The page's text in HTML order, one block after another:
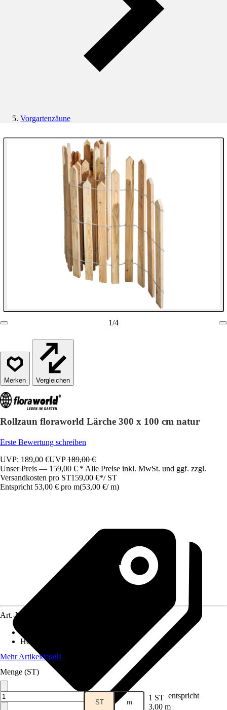
Vorgartenzäune
1/4
Vergleichen
Rollzaun floraworld Lärche 300 x 100 cm natur
Erste Bewertung schreiben
UVP: 189,00 €UVP189,00 €
Unser Preis — 159,00 € * Alle Preise inkl. MwSt. und ggf. zzgl.
Versandkosten pro ST159,00 €*/ ST
Entspricht 53,00 € pro m(53,00 €/ m)
Art.-Nr.
Höhe
Mehr Artikeldetails
Menge (ST)
ST m 1 ST entspricht
3,00 m